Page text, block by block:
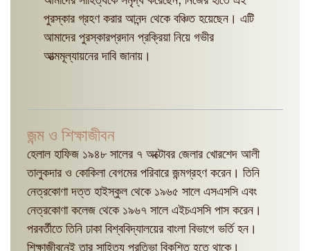
পুরস্কার গ্রহণ করার আনন্দ থেকে বঞ্চিত হয়েছেন। এটি
আমাদের পুরস্কারপ্রদান প্রক্রিয়া নিয়ে গভীর
আত্মমূল্যায়নের দাবি জানায়।
জন্ম ও শিক্ষাজীবন
হেলাল হাফিজ ১৯৪৮ সালের ৭ অক্টোবর জেলার খোরশেদ আলী
তালুকদার ও কোকিলা বেগমের পরিবারে জন্মগ্রহণ করেন। তিনি
নেত্রকোণা দত্ত হাইস্কুল থেকে ১৯৬৫ সালে এসএসসি এবং
নেত্রকোণা কলেজ থেকে ১৯৬৭ সালে এইচএসসি পাস করেন।
পরবর্তীতে তিনি ঢাকা বিশ্ববিদ্যালয়ের বাংলা বিভাগে ভর্তি হন।
শিক্ষাজীবনেই তার সাহিত্য প্রতিভা বিকশিত হতে থাকে।